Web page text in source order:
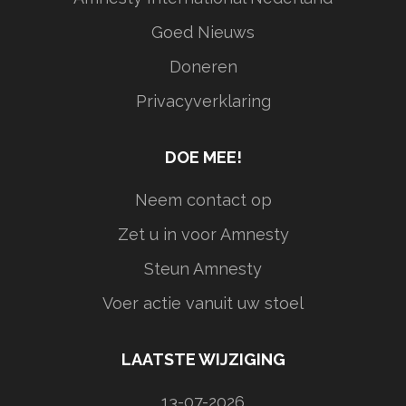
Goed Nieuws
Doneren
Privacyverklaring
DOE MEE!
Neem contact op
Zet u in voor Amnesty
Steun Amnesty
Voer actie vanuit uw stoel
LAATSTE WIJZIGING
13-07-2026